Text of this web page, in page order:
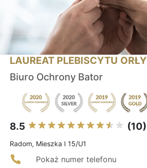
LAUREAT PLEBISCYTU ORŁY
Biuro Ochrony Bator
8.5 (10)
Radom, Mieszka I 15/U1
Pokaż numer telefonu